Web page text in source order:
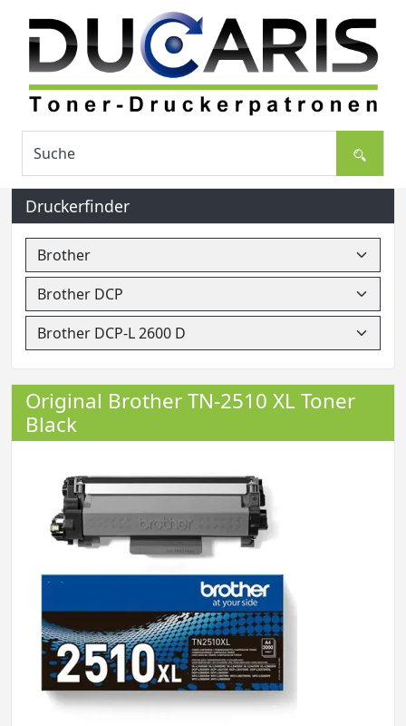
Druckerfinder
Original Brother TN-2510 XL Toner
Black